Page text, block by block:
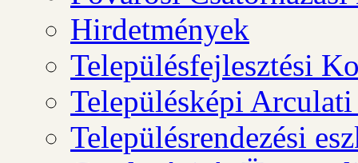
Hirdetmények
Településfejlesztési
Településképi
Településrendezési